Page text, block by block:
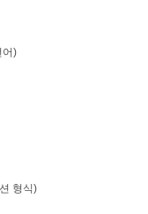
어)
형식)